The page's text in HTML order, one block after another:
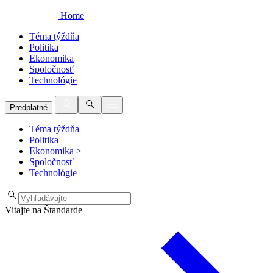
Home
Téma týždňa
Politika
Ekonomika
Spoločnosť
Technológie
Predplatné
Téma týždňa
Politika
Ekonomika >
Spoločnosť
Technológie
Vitajte na Štandarde